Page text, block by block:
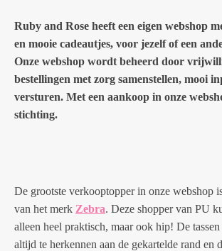
Ruby and Rose heeft een eigen webshop
en mooie cadeautjes, voor jezelf of een
Onze webshop wordt beheerd door
bestellingen met zorg samenstellen, mooi
versturen. Met een aankoop in onze
stichting.
De grootste verkooptopper in onze webshop
van het merk Zebra. Deze shopper van PU
alleen heel praktisch, maar ook hip! De
altijd te herkennen aan de gekartelde rand en